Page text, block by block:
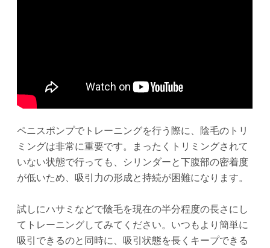
ペニスポンプでトレーニングを行う際に、陰毛のトリ
ミングは非常に重要です。まったくトリミングされて
いない状態で行っても、シリンダーと下腹部の密着度
が低いため、吸引力の形成と持続が困難になります。
試しにハサミなどで陰毛を現在の半分程度の長さにし
てトレーニングしてみてください。いつもより簡単に
吸引できるのと同時に、吸引状態を長くキープできる